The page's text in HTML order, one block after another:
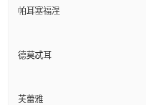
帕耳塞福涅
德莫忒耳
芙蕾雅